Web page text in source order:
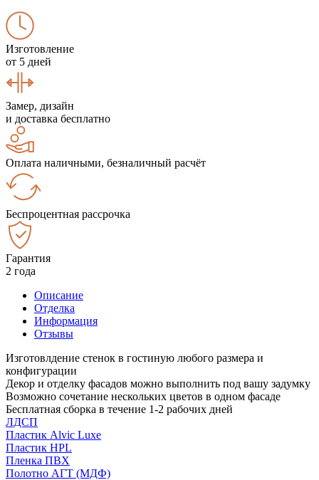
Изготовление
от 5 дней
Замер, дизайн
и доставка бесплатно
Оплата наличными, безналичный расчёт
Беспроцентная рассрочка
Гарантия
2 года
Описание
Отделка
Информация
Отзывы
Изготовлдение стенок в гостиную любого размера и
конфигурации
Декор и отделку фасадов можно выполнить под вашу задумку
Возможно сочетание нескольких цветов в одном фасаде
Бесплатная сборка в течение 1-2 рабочих дней
ЛДСП
Пластик Alvic Luxe
Пластик HPL
Пленка ПВХ
Полотно АГТ (МДФ)